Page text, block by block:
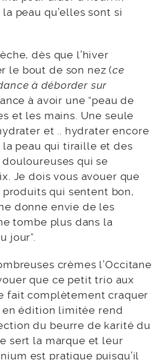
peau qu’elles sont si
dès que l’hiver
le bout de son nez (ce
à déborder sur
à avoir une “peau de
et les mains. Une seule
et .. hydrater encore
la peau qui tiraille et des
qui se
Je dois vous avouer que
produits qui sentent bon,
donne envie de les
tombe plus dans la
jour”.
crèmes l’Occitane
que ce petit trio aux
fait complètement craquer
édition limitée rend
du beurre de karité du
sert la marque et leur
est pratique puisqu’il